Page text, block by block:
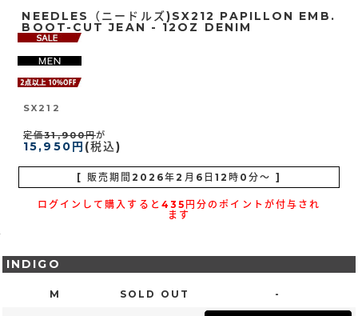
NEEDLES（ニードルズ)SX212 PAPILLON EMB.
BOOT-CUT JEAN - 12OZ DENIM
SX212
定価31,900円が
15,950円 (税込)
ログインして購入すると435円分のポイントが付与され
ます
[ 販売期間 2026年2月6日12時0分～ ]
INDIGO
M SOLD OUT -